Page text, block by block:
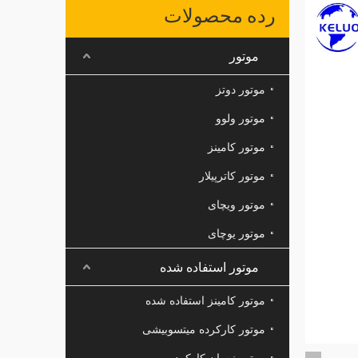
رده محصولات
موتور
موتور دوتز
موتور ولوو
موتور کامینز
موتور کاترپیلار
موتور ویچای
موتور یوچای
موتور استفاده شده
موتور کامینز استفاده شده
موتور کارکرده میتسوبیشی